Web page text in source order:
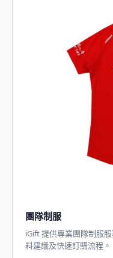
團隊制服
iGift 提供專業團隊制服
料建議及快速訂購流程。